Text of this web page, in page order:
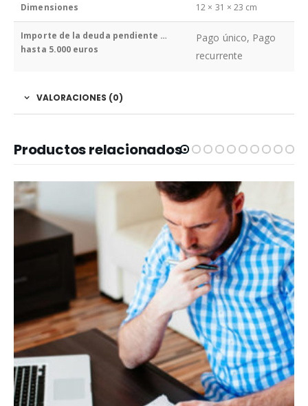
Dimensiones 12 × 31 × 23 cm
Importe de la deuda pendiente …
hasta 5.000 euros
Pago único, Pago
recurrente
VALORACIONES (0)
Productos relacionados